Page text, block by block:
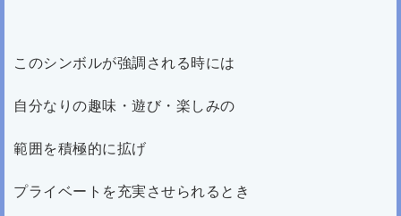
このシンボルが強調される時には
自分なりの趣味・遊び・楽しみの
範囲を積極的に拡げ
プライベートを充実させられるとき